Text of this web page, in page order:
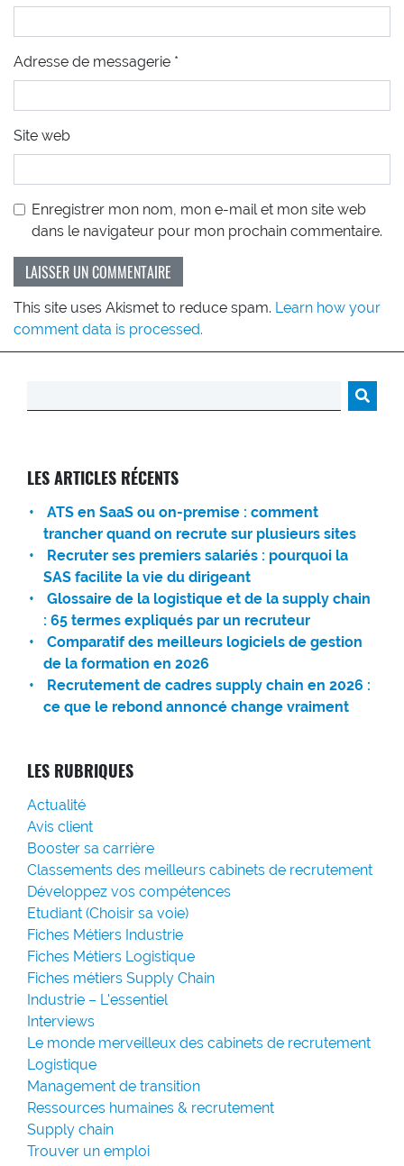
Adresse de messagerie *
Site web
Enregistrer mon nom, mon e-mail et mon site web
dans le navigateur pour mon prochain commentaire.
This site uses Akismet to reduce spam. Learn how your
comment data is processed.
LES ARTICLES RÉCENTS
ATS en SaaS ou on-premise : comment
trancher quand on recrute sur plusieurs sites
Recruter ses premiers salariés : pourquoi la
SAS facilite la vie du dirigeant
Glossaire de la logistique et de la supply chain
: 65 termes expliqués par un recruteur
Comparatif des meilleurs logiciels de gestion
de la formation en 2026
Recrutement de cadres supply chain en 2026 :
ce que le rebond annoncé change vraiment
LES RUBRIQUES
Actualité
Avis client
Booster sa carrière
Classements des meilleurs cabinets de recrutement
Développez vos compétences
Etudiant (Choisir sa voie)
Fiches Métiers Industrie
Fiches Métiers Logistique
Fiches métiers Supply Chain
Industrie – L'essentiel
Interviews
Le monde merveilleux des cabinets de recrutement
Logistique
Management de transition
Ressources humaines & recrutement
Supply chain
Trouver un emploi